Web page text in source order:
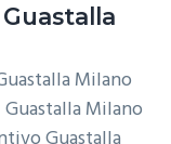
Milano
Milano